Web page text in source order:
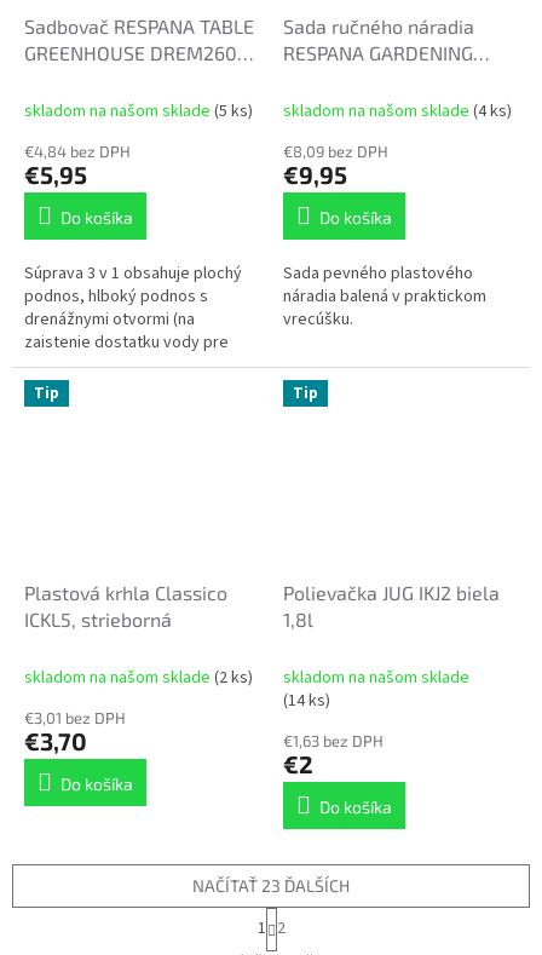
Sadbovač RESPANA TABLE
GREENHOUSE DREM260
skladom na našom sklade (5 ks)
€4,84 bez DPH
€5,95
Do košíka
Súprava 3 v 1 obsahuje plochý
podnos, hlboký podnos s
drenážnymi otvormi (na
zaistenie dostatku vody pre
vaše rastliny) a vetracie veko na
maximalizáciu klíčenia. Tento...
Sada ručného náradia
RESPANA GARDENING
skladom na našom sklade (4 ks)
€8,09 bez DPH
€9,95
Do košíka
Sada pevného plastového
náradia balená v praktickom
vrecúšku.
Tip
Plastová krhla Classico
ICKL5, strieborná
skladom na našom sklade (2 ks)
€3,01 bez DPH
€3,70
Do košíka
Tip
Polievačka JUG IKJ2 biela
1,8l
skladom na našom sklade
(14 ks)
€1,63 bez DPH
€2
Do košíka
NAČÍTAŤ 23 ĎALŠÍCH
S
t
1 2